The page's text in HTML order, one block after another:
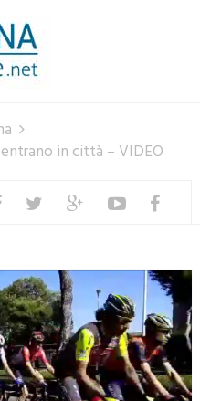
in città – VIDEO